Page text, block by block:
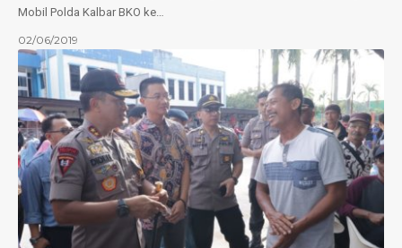
Mobil Polda Kalbar BKO ke…
02/06/2019